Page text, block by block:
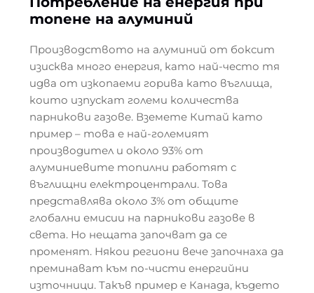
топене на алуминий
Производството на алуминий от боксит
изисква много енергия, като най-често тя
идва от изкопаеми горива като въглища,
които изпускат големи количества
парникови газове. Вземете Китай като
пример – това е най-големият
производител и около 93% от
алуминиевите топилни работят с
въглищни електроцентрали. Това
представлява около 3% от общите
глобални емисии на парникови газове в
света. Но нещата започват да се
променят. Някои региони вече започнаха да
преминават към по-чисти енергийни
източници. Такъв пример е Канада, където